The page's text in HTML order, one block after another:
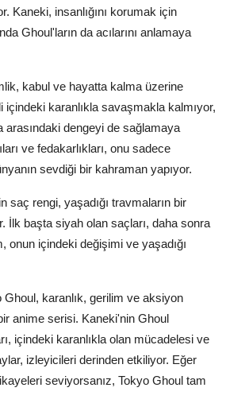
Kaneki, insanlığını korumak için
Ghoul'ların da acılarını anlamaya
kabul ve hayatta kalma üzerine
karanlıkla savaşmakla kalmıyor,
arasındaki dengeyi de sağlamaya
ve fedakarlıkları, onu sadece
sevdiği bir kahraman yapıyor.
saç rengi, yaşadığı travmaların bir
İlk başta siyah olan saçları, daha sonra
onun içindeki değişimi ve yaşadığı
Ghoul, karanlık, gerilim ve aksiyon
anime serisi. Kaneki'nin Ghoul
içindeki karanlıkla olan mücadelesi ve
izleyicileri derinden etkiliyor. Eğer
seviyorsanız, Tokyo Ghoul tam